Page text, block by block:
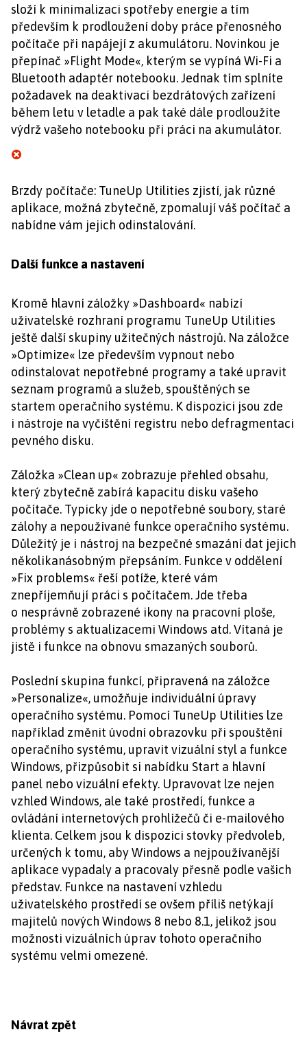
složí k minimalizaci spotřeby energie a tím
především k prodloužení doby práce přenosného
počítače při napájejí z akumulátoru. Novinkou je
přepínač »Flight Mode«, kterým se vypíná Wi-Fi a
Bluetooth adaptér notebooku. Jednak tím splníte
požadavek na deaktivaci bezdrátových zařízení
během letu v letadle a pak také dále prodloužíte
výdrž vašeho notebooku při práci na akumulátor.
Brzdy počítače: TuneUp Utilities zjistí, jak různé
aplikace, možná zbytečně, zpomalují váš počítač a
nabídne vám jejich odinstalování.
Další funkce a nastavení
Kromě hlavní záložky »Dashboard« nabízí
uživatelské rozhraní programu TuneUp Utilities
ještě další skupiny užitečných nástrojů. Na záložce
»Optimize« lze především vypnout nebo
odinstalovat nepotřebné programy a také upravit
seznam programů a služeb, spouštěných se
startem operačního systému. K dispozici jsou zde
i nástroje na vyčištění registru nebo defragmentaci
pevného disku.
Záložka »Clean up« zobrazuje přehled obsahu,
který zbytečně zabírá kapacitu disku vašeho
počítače. Typicky jde o nepotřebné soubory, staré
zálohy a nepoužívané funkce operačního systému.
Důležitý je i nástroj na bezpečné smazání dat jejich
několikanásobným přepsáním. Funkce v oddělení
»Fix problems« řeší potíže, které vám
znepříjemňují práci s počítačem. Jde třeba
o nesprávně zobrazené ikony na pracovní ploše,
problémy s aktualizacemi Windows atd. Vítaná je
jistě i funkce na obnovu smazaných souborů.
Poslední skupina funkcí, připravená na záložce
»Personalize«, umožňuje individuální úpravy
operačního systému. Pomocí TuneUp Utilities lze
například změnit úvodní obrazovku při spouštění
operačního systému, upravit vizuální styl a funkce
Windows, přizpůsobit si nabídku Start a hlavní
panel nebo vizuální efekty. Upravovat lze nejen
vzhled Windows, ale také prostředí, funkce a
ovládání internetových prohlížečů či e-mailového
klienta. Celkem jsou k dispozici stovky předvoleb,
určených k tomu, aby Windows a nejpoužívanější
aplikace vypadaly a pracovaly přesně podle vašich
představ. Funkce na nastavení vzhledu
uživatelského prostředí se ovšem příliš netýkají
majitelů nových Windows 8 nebo 8.1, jelikož jsou
možnosti vizuálních úprav tohoto operačního
systému velmi omezené.
Návrat zpět